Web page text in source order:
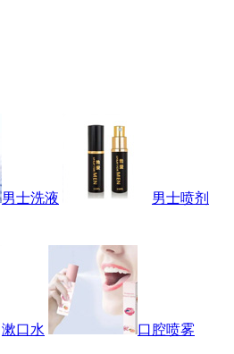
男士洗液
男士喷剂
漱口水
口腔喷雾